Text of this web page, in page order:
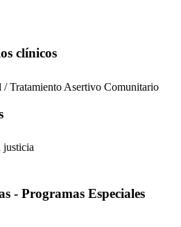
clínicos
Tratamiento Asertivo Comunitario
justicia
- Programas Especiales